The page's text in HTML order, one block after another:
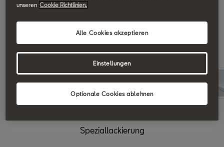
deinem SEAT Partner.
Speziallackierung
unseren Cookie Richtlinien.
Optionale Cookies ablehnen
Alle Cookies akzeptieren
Einstellungen